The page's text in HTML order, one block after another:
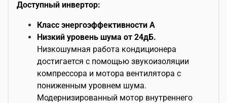
Доступный инвертор:
Класс энергоэффективности A
Низкий уровень шума от 24дБ.
Низкошумная работа кондиционера
достигается с помощью звукоизоляции
компрессора и мотора вентилятора с
пониженным уровнем шума.
Модернизированный мотор внутреннего